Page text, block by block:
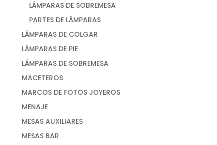
LÁMPARAS DE SOBREMESA
PARTES DE LÁMPARAS
LÁMPARAS DE COLGAR
LÁMPARAS DE PIE
LÁMPARAS DE SOBREMESA
MACETEROS
MARCOS DE FOTOS JOYEROS
MENAJE
MESAS AUXILIARES
MESAS BAR